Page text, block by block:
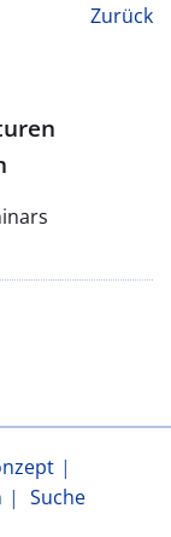
Zurück
Suche